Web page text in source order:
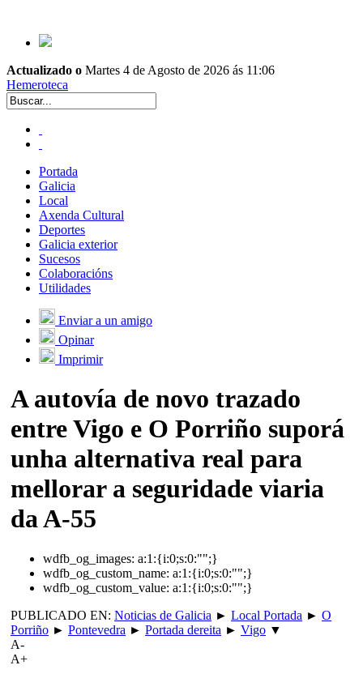
Actualizado o Martes 4 de Agosto de 2026 ás 11:06
Hemeroteca
Portada
Galicia
Local
Axenda Cultural
Deportes
Galicia exterior
Sucesos
Colaboracións
Utilidades
Enviar a un amigo
Opinar
Imprimir
A autovía de novo trazado
entre Vigo e O Porriño suporá
unha alternativa real para
mellorar a seguridade viaria
da A-55
wdfb_og_images: a:1:{i:0;s:0:"";}
wdfb_og_custom_name: a:1:{i:0;s:0:"";}
wdfb_og_custom_value: a:1:{i:0;s:0:"";}
PUBLICADO EN: Noticias de Galicia ► Local Portada ► O
Porriño ► Pontevedra ► Portada dereita ► Vigo ▼
A-
A+